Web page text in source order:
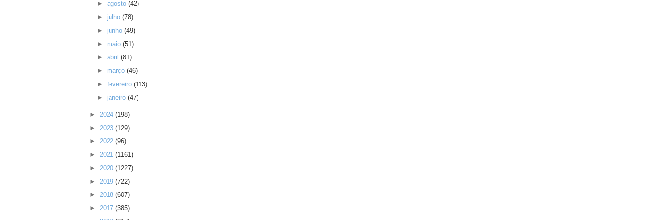
►agosto(42)
► julho(78)
► junho(49)
► maio(51)
►abril(81)
► março(46)
►fevereiro(113)
► janeiro(47)
► 2024 (198)
► 2023 (129)
► 2022 (96)
► 2021 (1161)
► 2020 (1227)
► 2019 (722)
► 2018 (607)
► 2017 (385)